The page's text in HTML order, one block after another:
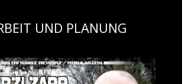
UND PLANUNG